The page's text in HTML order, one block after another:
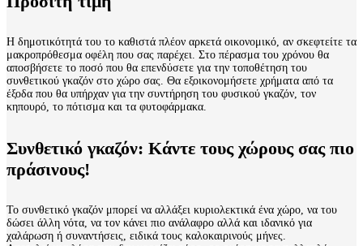
Η δημοτικότητά του το καθιστά πλέον αρκετά οικονομικό, αν σκεφτείτε τα
μακροπρόθεσμα οφέλη που σας παρέχει. Στο πέρασμα του χρόνου θα
αποσβήσετε το ποσό που θα επενδύσετε για την τοποθέτηση του
συνθετικού γκαζόν στο χώρο σας. Θα εξοικονομήσετε χρήματα από τα
έξοδα που θα υπήρχαν για την συντήρηση του φυσικού γκαζόν, τον
κηπουρό, το πότισμα και τα φυτοφάρμακα.
Συνθετικό γκαζόν: Κάντε τους χώρους σας πιο
πράσινους!
Το συνθετικό γκαζόν μπορεί να αλλάξει κυριολεκτικά ένα χώρο, να του
δώσει άλλη νότα, να τον κάνει πιο ανάλαφρο αλλά και ιδανικό για
χαλάρωση ή συναντήσεις, ειδικά τους καλοκαιρινούς μήνες.